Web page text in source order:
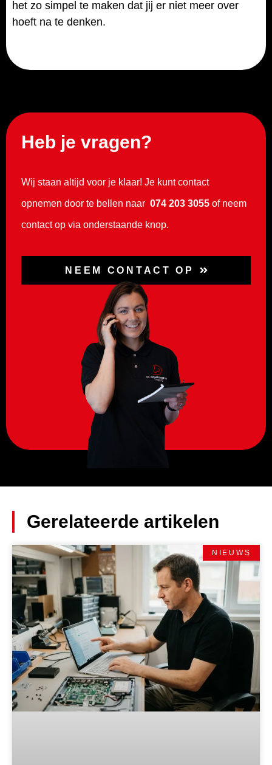
het zo simpel te maken dat jij er niet meer over
hoeft na te denken.
Heb je vragen?
Wij staan altijd voor je klaar! Je kunt contact
opnemen door te bellen naar 074 203 3055 of neem
contact op via onderstaande knop.
NEEM CONTACT OP
Gerelateerde artikelen
NIEUWS